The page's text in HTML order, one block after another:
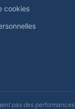
cookies
pas des performances